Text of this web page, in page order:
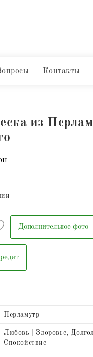
Контакты
из
Дополнительное фото
Перламутр
Любовь | Здоровье,
Спокойствие